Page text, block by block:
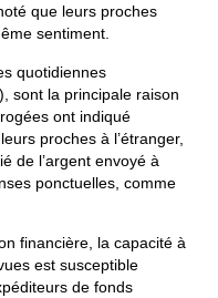
que leurs proches
sentiment.
quotidiennes
sont la principale raison
ont indiqué
proches à l’étranger,
de l’argent envoyé à
ponctuelles, comme
financière, la capacité à
est susceptible
de fonds